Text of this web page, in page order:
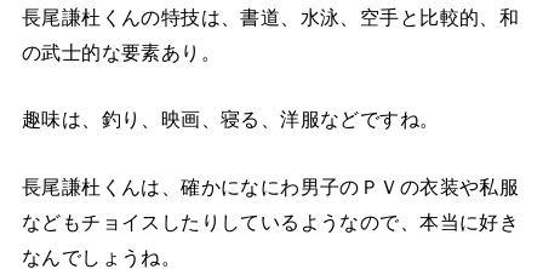
長尾謙杜くんの特技は、書道、水泳、空手と比較的、和
の武士的な要素あり。
趣味は、釣り、映画、寝る、洋服などですね。
長尾謙杜くんは、確かになにわ男子のＰＶの衣装や私服
などもチョイスしたりしているようなので、本当に好き
なんでしょうね。